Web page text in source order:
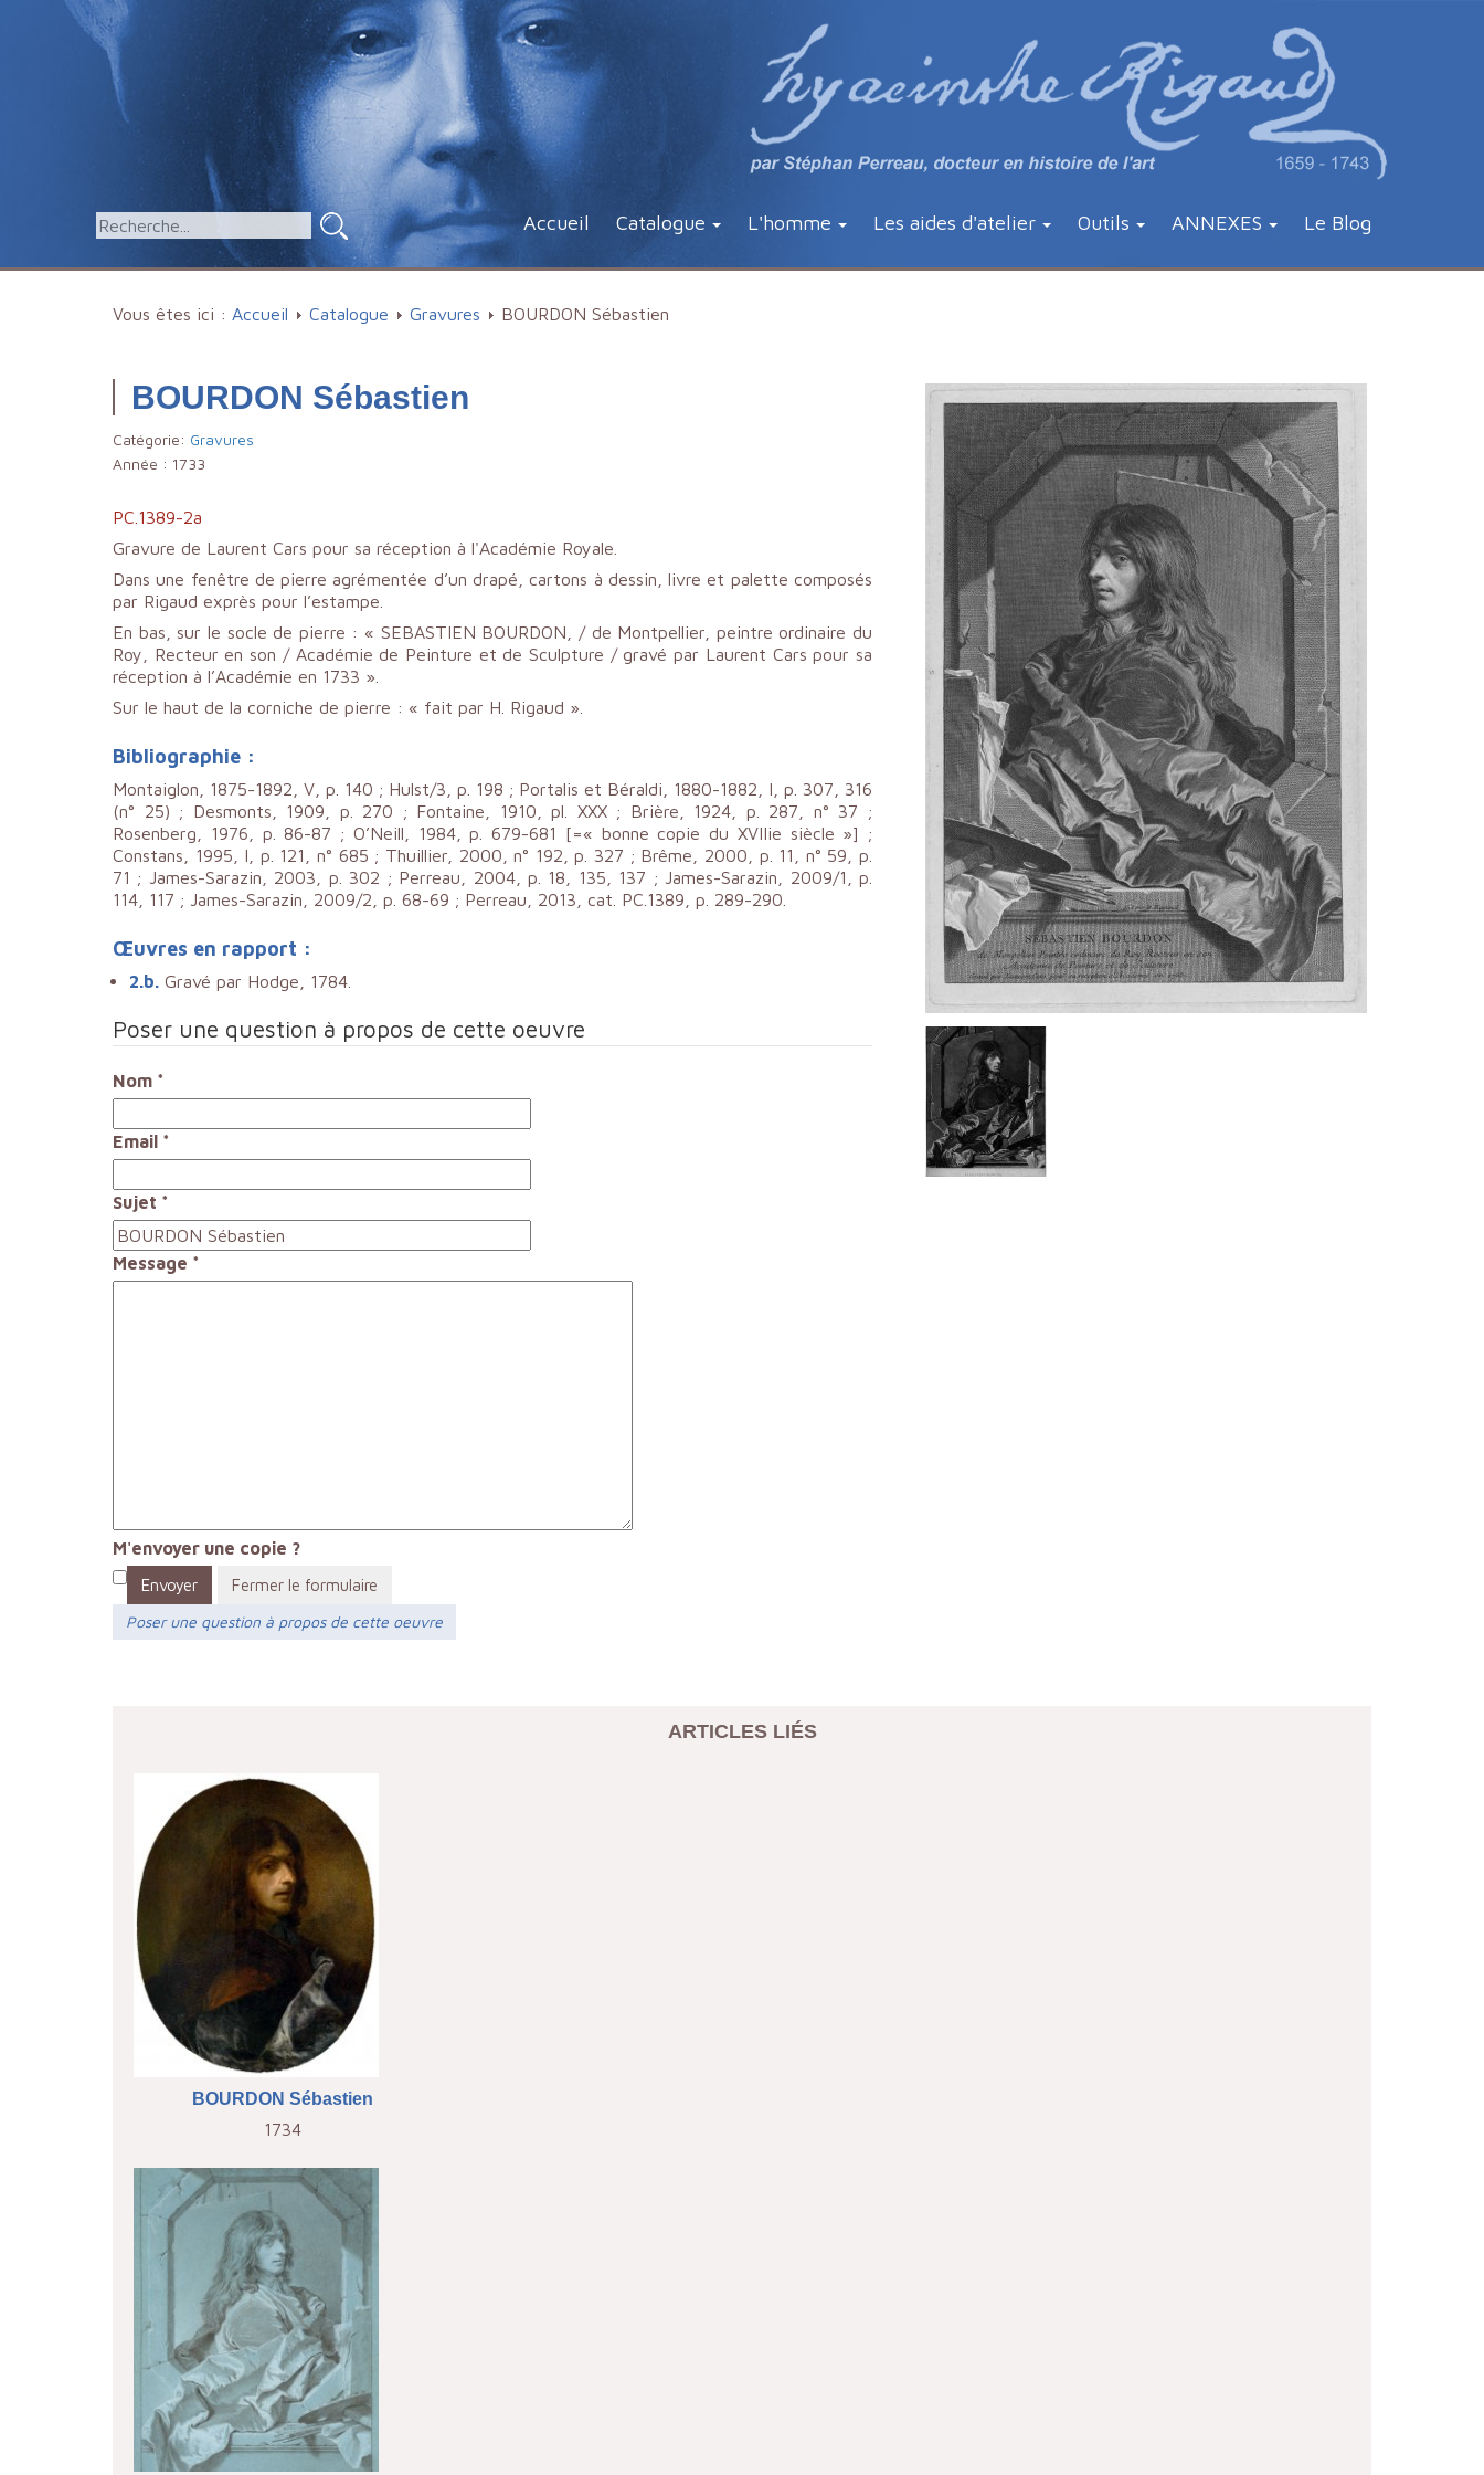
Accueil Catalogue L'homme Les aides d'atelier Outils ANNEXES Le Blog
Vous êtes ici : Accueil Catalogue Gravures BOURDON Sébastien
BOURDON Sébastien
Catégorie: Gravures
Année : 1733
PC.1389-2a
Gravure de Laurent Cars pour sa réception à l'Académie Royale.
Dans une fenêtre de pierre agrémentée d’un drapé, cartons à dessin, livre et palette composés
par Rigaud exprès pour l’estampe.
En bas, sur le socle de pierre : « SEBASTIEN BOURDON, / de Montpellier, peintre ordinaire du
Roy, Recteur en son / Académie de Peinture et de Sculpture / gravé par Laurent Cars pour sa
réception à l’Académie en 1733 ».
Sur le haut de la corniche de pierre : « fait par H. Rigaud ».
Bibliographie :
Montaiglon, 1875-1892, V, p. 140 ; Hulst/3, p. 198 ; Portalis et Béraldi, 1880-1882, I, p. 307, 316
(n° 25) ; Desmonts, 1909, p. 270 ; Fontaine, 1910, pl. XXX ; Brière, 1924, p. 287, n° 37 ;
Rosenberg, 1976, p. 86-87 ; O’Neill, 1984, p. 679-681 [=« bonne copie du XVIIie siècle »] ;
Constans, 1995, I, p. 121, n° 685 ; Thuillier, 2000, n° 192, p. 327 ; Brême, 2000, p. 11, n° 59, p.
71 ; James-Sarazin, 2003, p. 302 ; Perreau, 2004, p. 18, 135, 137 ; James-Sarazin, 2009/1, p.
114, 117 ; James-Sarazin, 2009/2, p. 68-69 ; Perreau, 2013, cat. PC.1389, p. 289-290.
Œuvres en rapport :
2.b. Gravé par Hodge, 1784.
Poser une question à propos de cette oeuvre
Nom *
Email *
Sujet *
Message *
M'envoyer une copie ?
Envoyer
Fermer le formulaire
Poser une question à propos de cette oeuvre
ARTICLES LIÉS
BOURDON Sébastien
1734